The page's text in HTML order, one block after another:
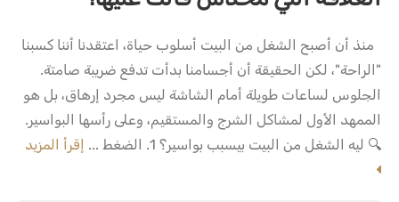
منذ أن أصبح الشغل من البيت أسلوب حياة، اعتقدنا أننا كسبنا
"الراحة"، لكن الحقيقة أن أجسامنا بدأت تدفع ضريبة صامتة.
الجلوس لساعات طويلة أمام الشاشة ليس مجرد إرهاق، بل هو
الممهد الأول لمشاكل الشرج والمستقيم، وعلى رأسها البواسير.
🔍 ليه الشغل من البيت بيسبب بواسير؟ 1. الضغط ...
إقرأ المزيد